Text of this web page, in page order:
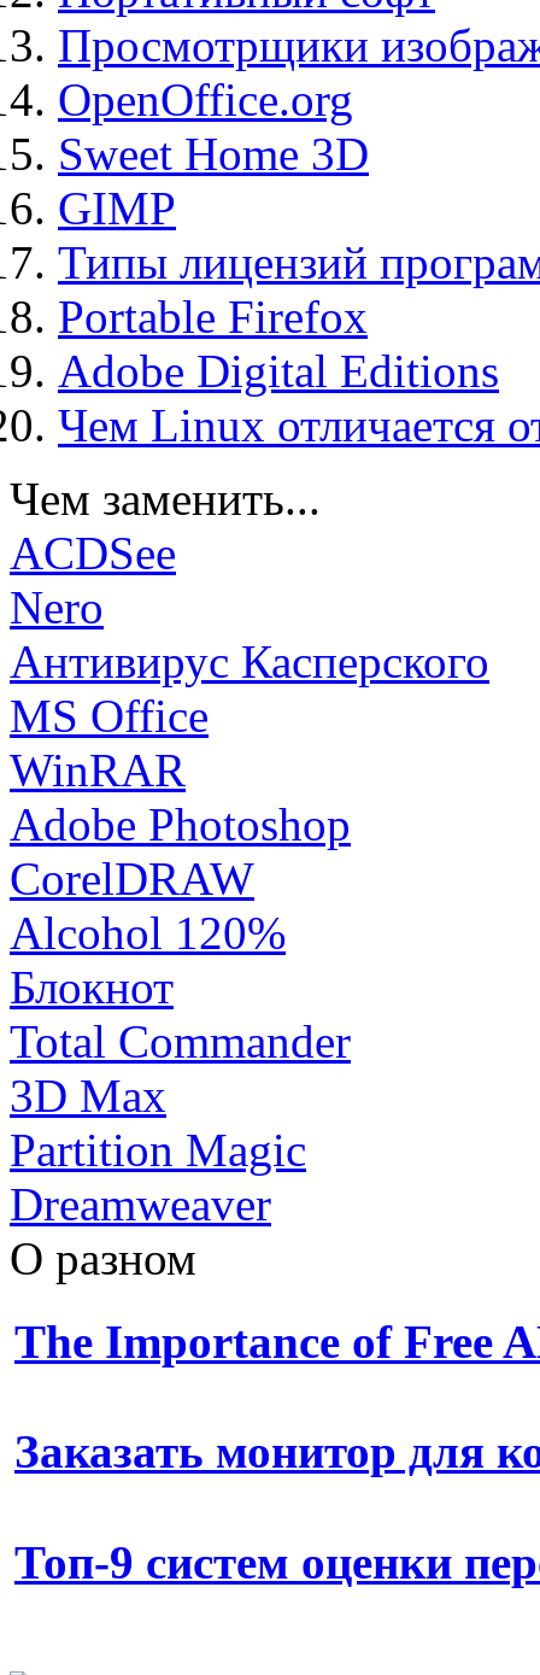
Просмотрщики
OpenOffice.org
Sweet Home 3D
GIMP
Типы лицензий
Portable Firefox
Adobe Digital Editions
Чем Linux отличается
Чем заменить...
ACDSee
Nero
Антивирус Касперского
MS Office
WinRAR
Adobe Photoshop
CorelDRAW
Alcohol 120%
Блокнот
Total Commander
3D Max
Partition Magic
Dreamweaver
О разном
The Importance of Free
Заказать монитор для
Топ-9 систем оценки